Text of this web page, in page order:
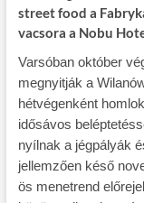
street food a
vacsora a Nobu
Varsóban október
megnyitják a
hétvégenként
idősávos
nyílnak a jégpályák
jellemzően késő
ös menetrend